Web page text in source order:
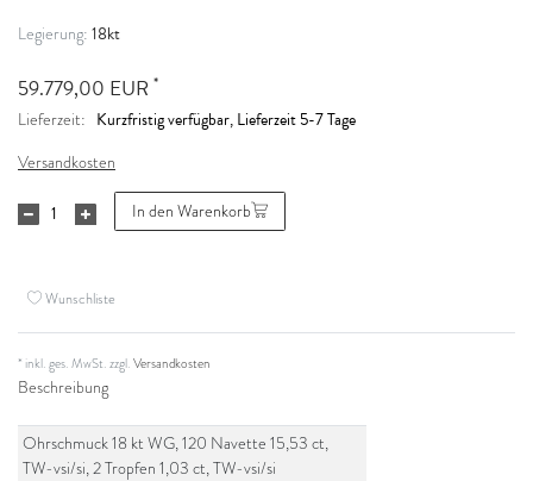
Legierung: 18kt
59.779,00 EUR *
Lieferzeit: Kurzfristig verfügbar, Lieferzeit 5-7 Tage
Versandkosten
In den Warenkorb
Wunschliste
* inkl. ges. MwSt. zzgl.Versandkosten
Beschreibung
Ohrschmuck 18 kt WG, 120 Navette 15,53 ct,
TW-vsi/si, 2 Tropfen 1,03 ct, TW-vsi/si